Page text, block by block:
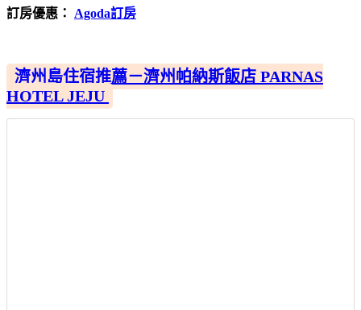
訂房優惠： Agoda訂房
濟州島住宿推薦－濟州帕納斯飯店 PARNAS
HOTEL JEJU